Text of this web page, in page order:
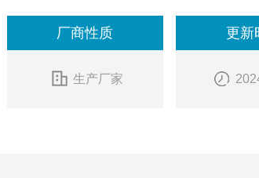
厂商性质
生产厂家
更新